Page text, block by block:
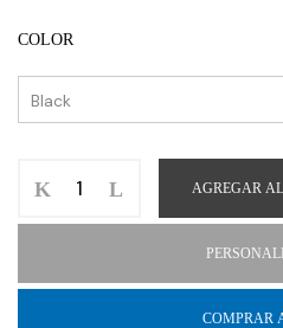
COLOR
AGREGAR
COMPRAR